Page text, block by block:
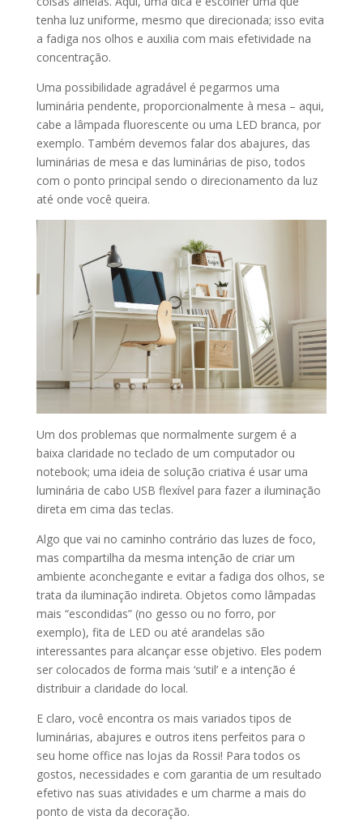
tenha luz uniforme, mesmo que direcionada; isso evita
a fadiga nos olhos e auxilia com mais efetividade na
concentração.
Uma possibilidade agradável é pegarmos uma
luminária pendente, proporcionalmente à mesa – aqui,
cabe a lâmpada fluorescente ou uma LED branca, por
exemplo. Também devemos falar dos abajures, das
luminárias de mesa e das luminárias de piso, todos
com o ponto principal sendo o direcionamento da luz
até onde você queira.
Um dos problemas que normalmente surgem é a
baixa claridade no teclado de um computador ou
notebook; uma ideia de solução criativa é usar uma
luminária de cabo USB flexível para fazer a iluminação
direta em cima das teclas.
Algo que vai no caminho contrário das luzes de foco,
mas compartilha da mesma intenção de criar um
ambiente aconchegante e evitar a fadiga dos olhos, se
trata da iluminação indireta. Objetos como lâmpadas
mais “escondidas” (no gesso ou no forro, por
exemplo), fita de LED ou até arandelas são
interessantes para alcançar esse objetivo. Eles podem
ser colocados de forma mais ‘sutil’ e a intenção é
distribuir a claridade do local.
E claro, você encontra os mais variados tipos de
luminárias, abajures e outros itens perfeitos para o
seu home office nas lojas da Rossi! Para todos os
gostos, necessidades e com garantia de um resultado
efetivo nas suas atividades e um charme a mais do
ponto de vista da decoração.